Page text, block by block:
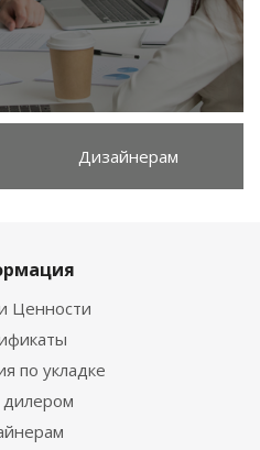
Дизайнерам
Ценности
по укладке
дилером